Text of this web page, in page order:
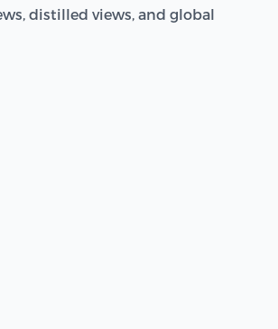
distilled views, and global